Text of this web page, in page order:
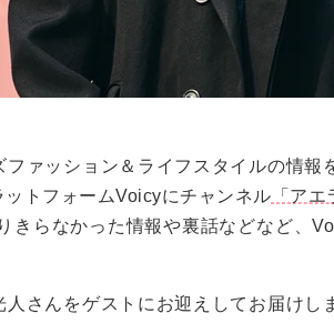
ファッション＆ライフスタイルの情報
トフォームVoicyにチャンネル 「ア
きらなかった情報や裏話などなど、
人さんをゲストにお迎えしてお届け